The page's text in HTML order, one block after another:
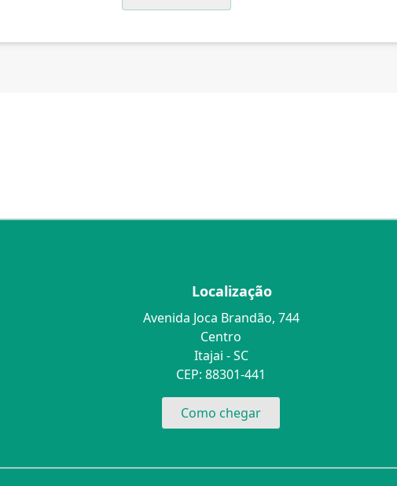
Localização
Avenida Joca Brandão, 744
Centro
Itajai - SC
CEP: 88301-441
Como chegar